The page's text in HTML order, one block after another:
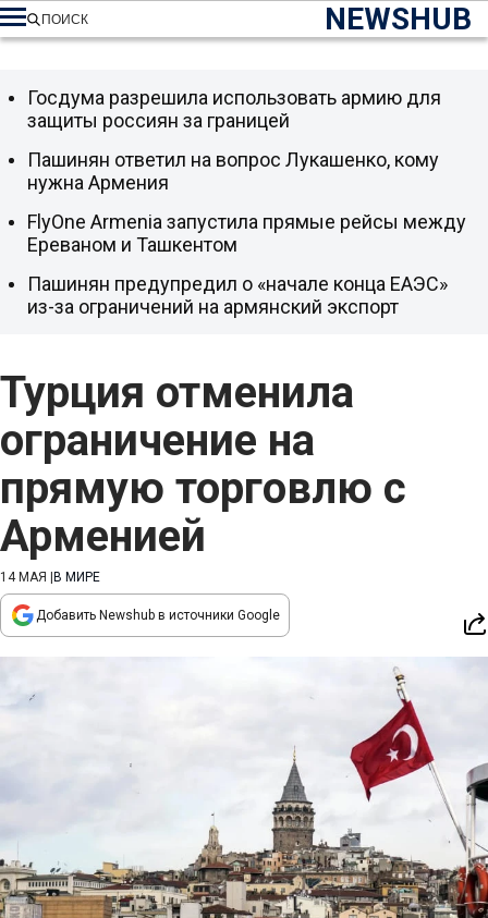
NEWSHUB
ПОИСК
Турция отменила
ограничение на
прямую торговлю с
Арменией
14 МАЯ В МИРЕ
Добавить Newshub в источники Google
Госдума разрешила использовать армию для
защиты россиян за границей
Пашинян ответил на вопрос Лукашенко, кому
нужна Армения
FlyOne Armenia запустила прямые рейсы между
Ереваном и Ташкентом
Пашинян предупредил о «начале конца ЕАЭС»
из-за ограничений на армянский экспорт